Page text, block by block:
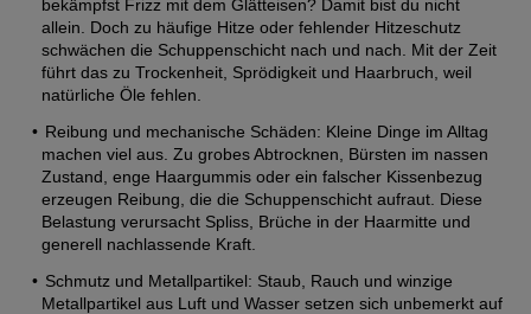
bekämpfst Frizz mit dem Glätteisen? Damit bist du nicht
allein. Doch zu häufige Hitze oder fehlender Hitzeschutz
schwächen die Schuppenschicht nach und nach. Mit der Zeit
führt das zu Trockenheit, Sprödigkeit und Haarbruch, weil
natürliche Öle fehlen.
Reibung und mechanische Schäden: Kleine Dinge im Alltag
machen viel aus. Zu grobes Abtrocknen, Bürsten im nassen
Zustand, enge Haargummis oder ein falscher Kissenbezug
erzeugen Reibung, die die Schuppenschicht aufraut. Diese
Belastung verursacht Spliss, Brüche in der Haarmitte und
generell nachlassende Kraft.
Schmutz und Metallpartikel: Staub, Rauch und winzige
Metallpartikel aus Luft und Wasser setzen sich unbemerkt auf